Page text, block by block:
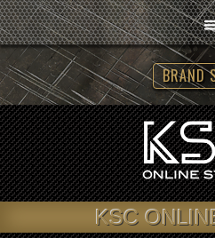
BRAND
KSC